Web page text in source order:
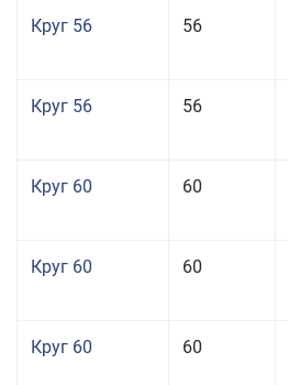
Круг 56 56
Круг 56 56
Круг 60 60
Круг 60 60
Круг 60 60